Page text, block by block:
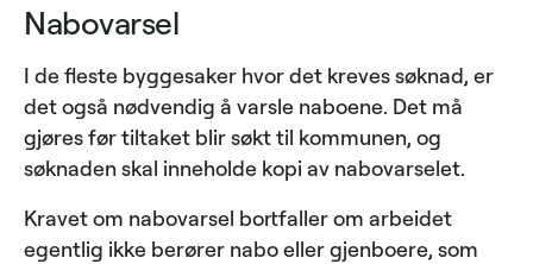
Nabovarsel
I de fleste byggesaker hvor det kreves søknad, er
det også nødvendig å varsle naboene. Det må
gjøres før tiltaket blir søkt til kommunen, og
søknaden skal inneholde kopi av nabovarselet.
Kravet om nabovarsel bortfaller om arbeidet
egentlig ikke berører nabo eller gjenboere, som